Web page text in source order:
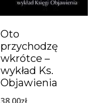
Oto
przychodzę
wkrótce –
wykład Ks.
Objawienia